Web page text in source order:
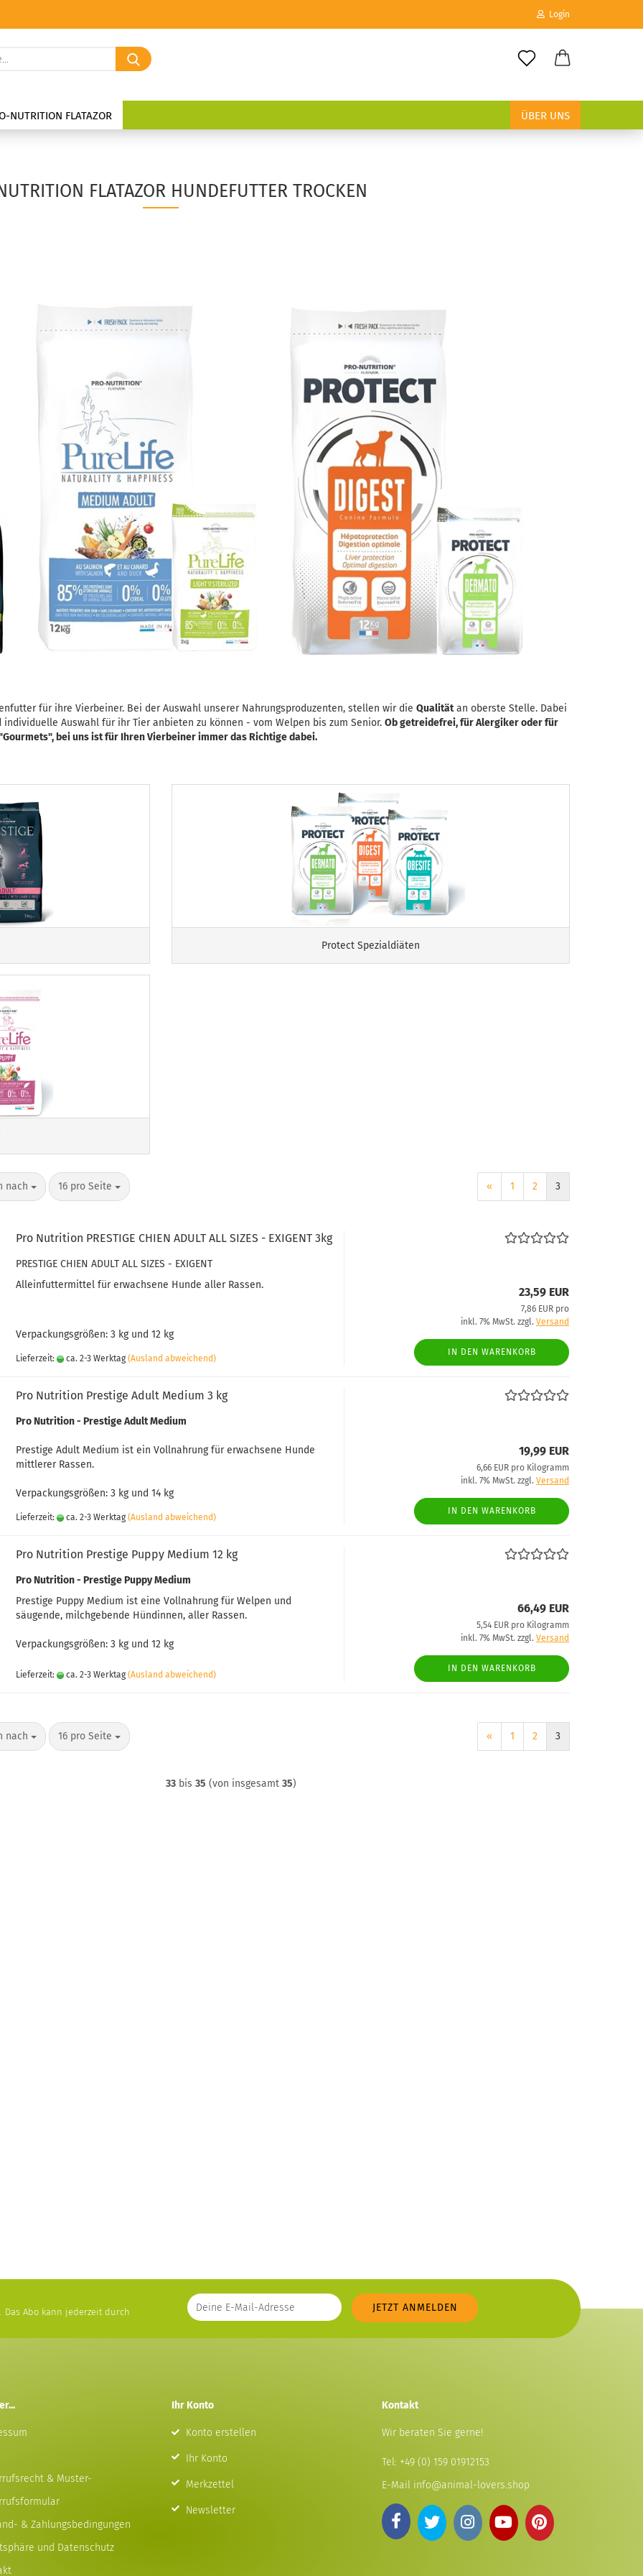
Login
Passwort
Suche...
NUTRITION FLATAZOR ÜBER UNS
FLATAZOR HUNDEFUTTER TROCKEN
für ihre Vierbeiner. Bei der Auswahl unserer Nahrungsproduzenten, stellen wir die Qualitätan oberste Stelle. Dabei
Auswahl für ihr Tier anbieten zu können - vom Welpen bis zum Senior. Ob getreidefrei, für Alergiker oder für
bei uns ist für Ihren Vierbeiner immer das Richtige dabei.
Protect Spezialdiäten
nach
nach 16 pro Seite
pro Seite « 1 2 3
Pro Nutrition PRESTIGE CHIEN ADULT ALL SIZES - EXIGENT 3kg
PRESTIGE CHIEN ADULT ALL SIZES - EXIGENT
Alleinfuttermittel für erwachsene Hunde aller Rassen.
Verpackungsgrößen: 3 kg und 12 kg
Lieferzeit: ca. 2-3 Werktag (Ausland abweichend)
23,59 EUR
7,86 EUR pro
inkl. 7% MwSt. zzgl. Versand
IN DEN WARENKORB
Pro Nutrition Prestige Adult Medium 3 kg
Pro Nutrition - Prestige Adult Medium
Prestige Adult Medium ist ein Vollnahrung für erwachsene Hunde
mittlerer Rassen.
Verpackungsgrößen: 3 kg und 14 kg
Lieferzeit: ca. 2-3 Werktag (Ausland abweichend)
19,99 EUR
6,66 EUR pro Kilogramm
inkl. 7% MwSt. zzgl. Versand
IN DEN WARENKORB
Pro Nutrition Prestige Puppy Medium 12 kg
Pro Nutrition - Prestige Puppy Medium
Prestige Puppy Medium ist eine Vollnahrung für Welpen und
säugende, milchgebende Hündinnen, aller Rassen.
Verpackungsgrößen: 3 kg und 12 kg
Lieferzeit: ca. 2-3 Werktag (Ausland abweichend)
66,49 EUR
5,54 EUR pro Kilogramm
inkl. 7% MwSt. zzgl. Versand
IN DEN WARENKORB
nach
nach 16 pro Seite
pro Seite « 1 2 3
33bis 35 (von insgesamt 35)
Abo kann jederzeit durch
& Muster-
& Zahlungsbedingungen
und Datenschutz
Ihr Konto
Konto erstellen
Ihr Konto
Merkzettel
Newsletter
Kontakt
Wir beraten Sie gerne!
Tel: +49 (0) 159 01912153
E-Mail info@animal-lovers.shop